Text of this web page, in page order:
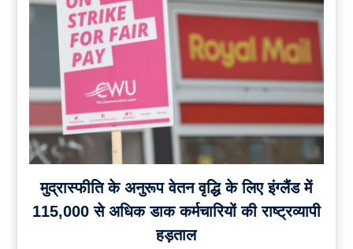
मुद्रास्फीति के अनुरूप वेतन वृद्धि के लिए इंग्लैंड में
115,000 से अधिक डाक कर्मचारियों की राष्ट्रव्यापी
हड़ताल